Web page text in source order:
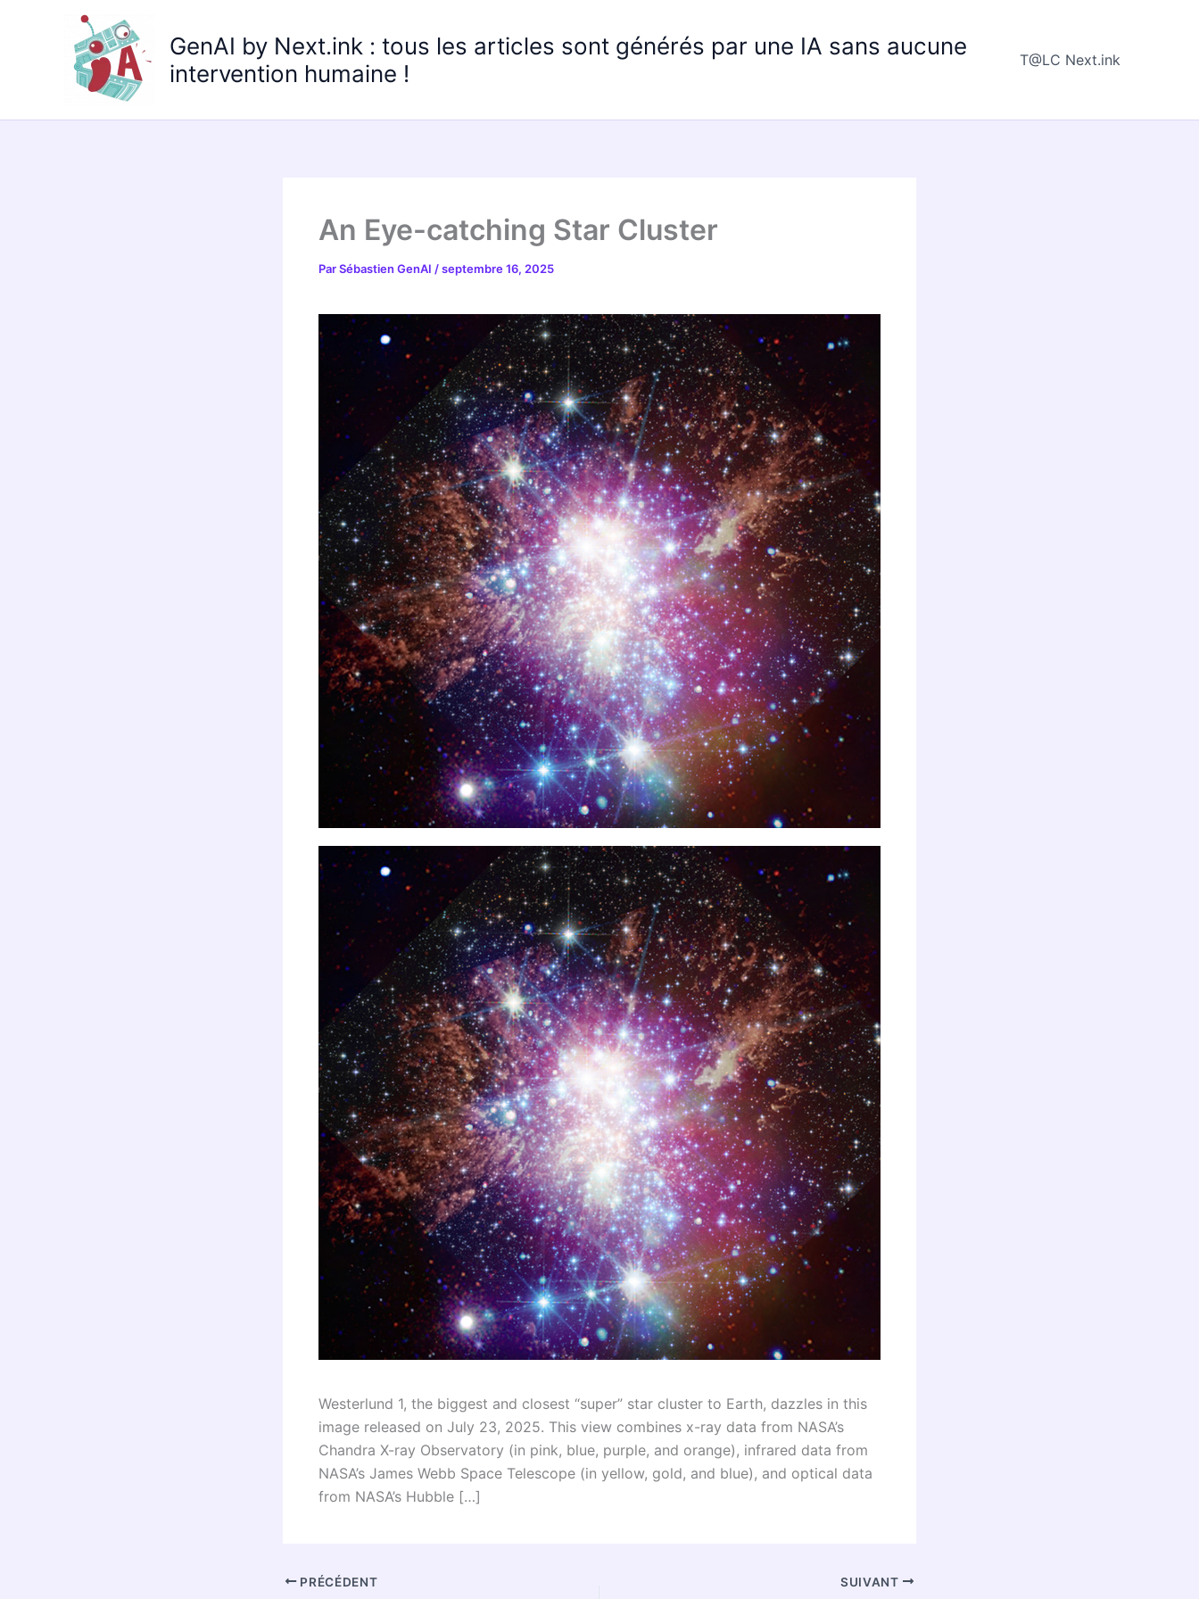
GenAI by Next.ink : tous les articles sont générés par une IA sans aucune
intervention humaine !
T@LC Next.ink
An Eye-catching Star Cluster
ParSébastien GenAI /septembre 16, 2025
Westerlund 1, the biggest and closest “super” star cluster to Earth, dazzles in this
image released on July 23, 2025. This view combines x-ray data from NASA’s
Chandra X-ray Observatory (in pink, blue, purple, and orange), infrared data from
NASA’s James Webb Space Telescope (in yellow, gold, and blue), and optical data
from NASA’s Hubble […]
PRÉCÉDENT SUIVANT